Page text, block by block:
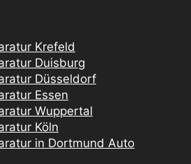
Krefeld
Duisburg
Düsseldorf
Essen
Wuppertal
Köln
in Dortmund Auto